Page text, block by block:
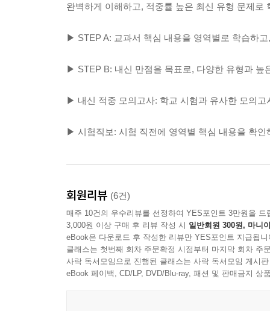
완벽하게 이해하고, 적중률 높은 최신 유형 문제
▶ STEP A: 교과서 핵심 내용을 영역별로 학습하
▶ STEP B: 내신 만점을 목표로, 다양한 유형과 높
▶ 내신 적중 모의고사: 학교 시험과 유사한 모의
▶ 시험직보: 시험 직전에 영역별 핵심 내용을 확
회원리뷰 (6건)
매주 10건의 우수리뷰를 선정하여 YES포인트 3만원을 드
3,000원 이상 구매 후 리뷰 작성 시 일반회원 300원, 마니
eBook은 다운로드 후 작성한 리뷰만 YES포인트 지급됩니
클래스는 첫번째 회차 주문확정 시점부터 마지막 회차 주
사락 독서모임으로 진행된 클래스는 사락 독서모임 게시
eBook 페이백, CD/LP, DVD/Blu-ray, 패션 및 판매금지 상